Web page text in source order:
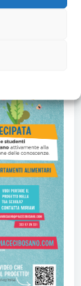
i risultati